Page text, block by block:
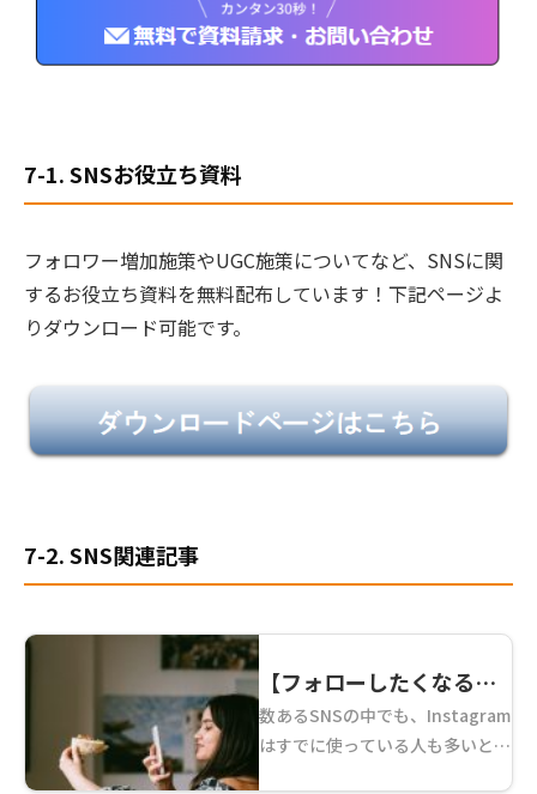
7-1. SNSお役立ち資料
フォロワー増加施策やUGC施策についてなど、SNSに関
するお役立ち資料を無料配布しています！下記ページよ
りダウンロード可能です。
7-2. SNS関連記事
【フォローしたくなる仕
掛けが大事！】企業が
Instagramを使うには？
数あるSNSの中でも、Instagram
はすでに使っている人も多いと思